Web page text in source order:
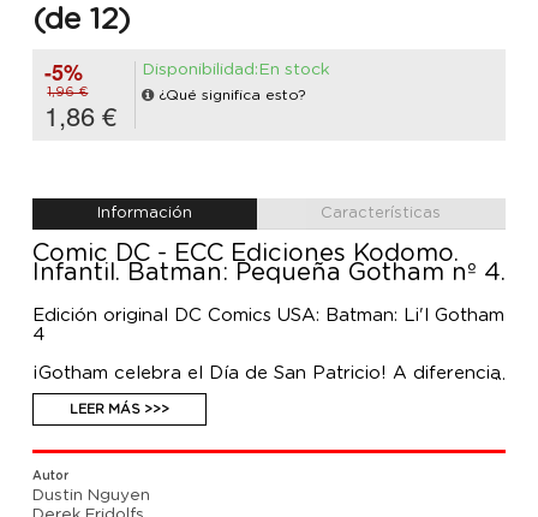
(de 12)
-5%
1,96 €
1,86 €
Disponibilidad:En stock
¿Qué significa esto?
Información Características
Comic DC - ECC Ediciones Kodomo.
Infantil. Batman: Pequeña Gotham nº 4.
Edición original DC Comics USA: Batman: Li'l Gotham
4
¡Gotham celebra el Día de San Patricio! A diferencia
de los leprechauns, no todos los bancos esconden
una gran olla llena de oro al final del arco iris. En la
segunda historia, Batman y Robin corren para no
quedarse fuera de la fiesta de Pascua, mientras el
Sombrerero Loco aterroriza a la ciudad con su furia
explosiva.
LEER MÁS >>>
Autor
Dustin Nguyen